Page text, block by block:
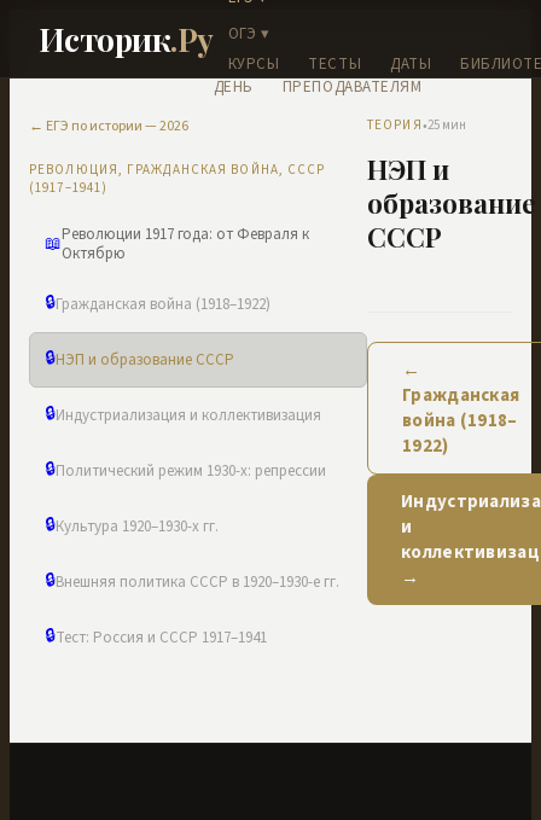
Историк.Ру
ОГЭ ▾
КУРСЫ
ТЕСТЫ ДАТЫ
ДЕНЬ
ПРЕПОДАВАТЕЛЯМ
← ЕГЭ по истории — 2026
РЕВОЛЮЦИЯ, ГРАЖДАНСКАЯ ВОЙНА, СССР
(1917–1941)
📖Революции 1917 года: от Февраля к
Октябрю
🔒Гражданская война (1918–1922)
🔒НЭП и образование СССР
🔒Индустриализация и коллективизация
🔒Политический режим 1930-х: репрессии
🔒Культура 1920–1930-х гг.
🔒Внешняя политика СССР в 1920–1930-е гг.
🔒Тест: Россия и СССР 1917–1941
ТЕОРИЯ•25мин
НЭП и
образование
СССР
←
Гражданская
война (1918–
1922)
и
→